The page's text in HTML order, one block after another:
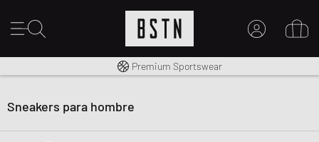
Envío gratuito a España desde € 100
Premium Sportswear
Sneakers para hombre